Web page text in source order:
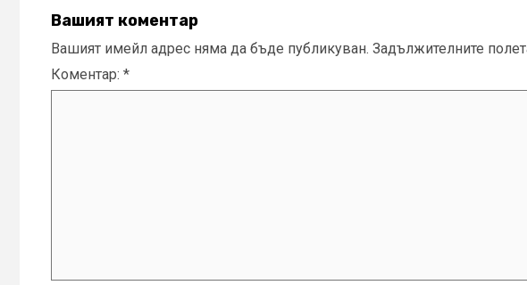
Вашият коментар
Вашият имейл адрес няма да бъде публикуван. Задължителните
Коментар: *